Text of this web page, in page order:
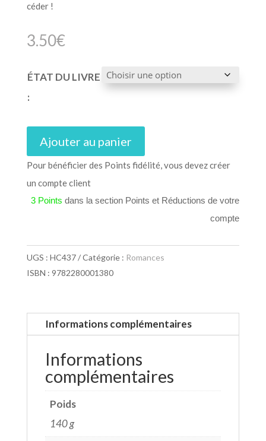
céder !
3.50€
ÉTAT DU LIVRE
:
Ajouter au panier
Pour bénéficier des Points fidélité, vous devez créer
un compte client
3 Points dans la section Points et Réductions de votre
compte
UGS : HC437 Catégorie : Romances
ISBN : 9782280001380
Informations complémentaires
Informations
complémentaires
Poids
140 g